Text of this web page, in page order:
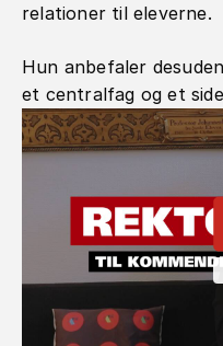
relationer til eleverne.
Hun anbefaler
et centralfag og et